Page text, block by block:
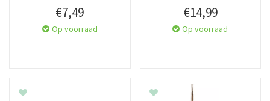
€7,49
Op voorraad
€14,99
Op voorraad